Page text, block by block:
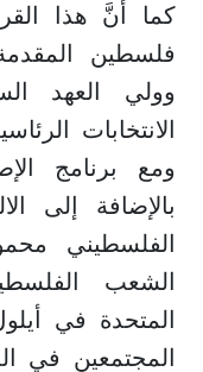
كما أنَّ هذا
فلسطين
وولي العهد
الانتخابات
ومع برنامج
بالإضافة إلى
الفلسطيني
الشعب
المجتمعين في